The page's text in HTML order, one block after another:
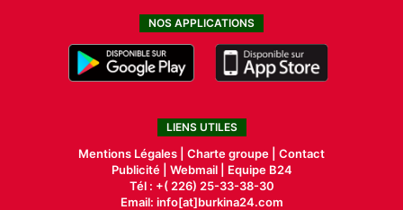
NOS APPLICATIONS
LIENS UTILES
Mentions Légales | Charte groupe | Contact
Publicité| Webmail |
Equipe B24
Tél : +( 226) 25-33-38-30
Email: info[at]burkina24.com